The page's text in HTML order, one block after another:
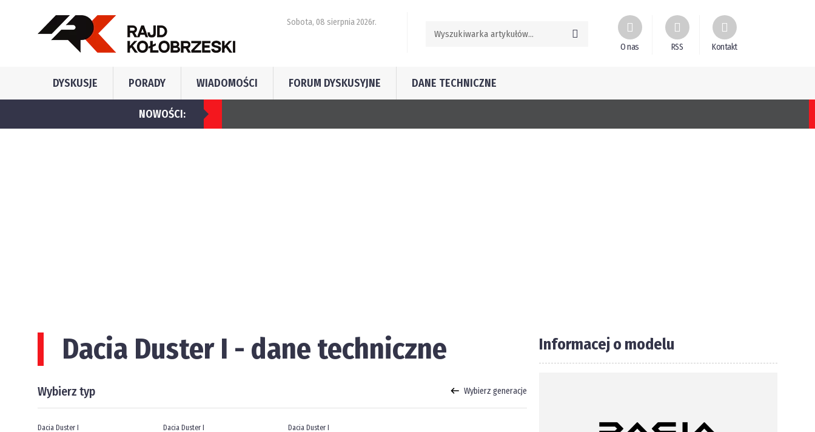
Sobota, 08 sierpnia 2026r.
O nas RSS Kontakt
DYSKUSJE PORADY WIADOMOŚCI FORUM DYSKUSYJNE DANE TECHNICZNE
NOWOŚCI:
Dacia Duster I - dane techniczne
Wybierz typ Wybierz generacje
Dacia Duster I Dacia Duster I Dacia Duster I
Informacej o modelu